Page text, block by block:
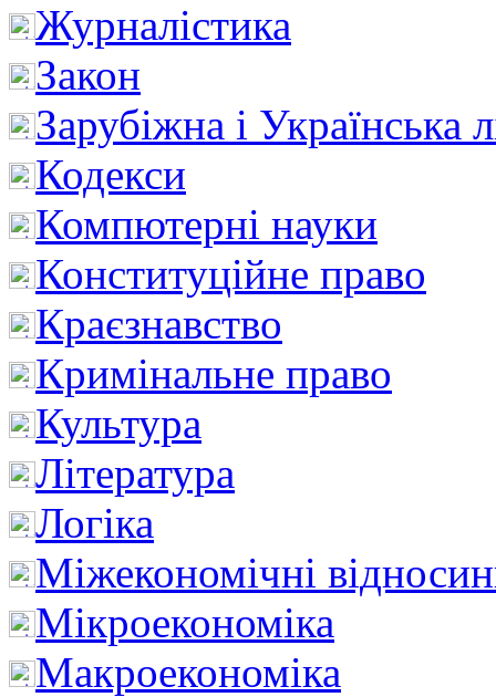
Журналістика
Закон
Зарубіжна і Українська
Кодекси
Компютерні науки
Конституційне право
Краєзнавство
Кримінальне право
Культура
Література
Логіка
Міжекономічні
Мікроекономіка
Макроекономіка